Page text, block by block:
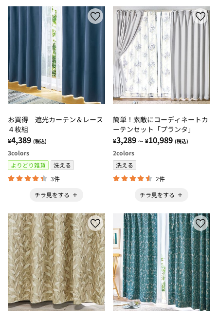
お買得 遮光カーテン＆レース
４枚組
¥4,389 (税込)
3colors
よりどり雑貨
洗える
3件
チラ見をする
簡単！素敵にコーディネートカ
ーテンセット「プランタ」
¥3,289 ～ ¥10,989 (税込)
2colors
洗える
2件
チラ見をする